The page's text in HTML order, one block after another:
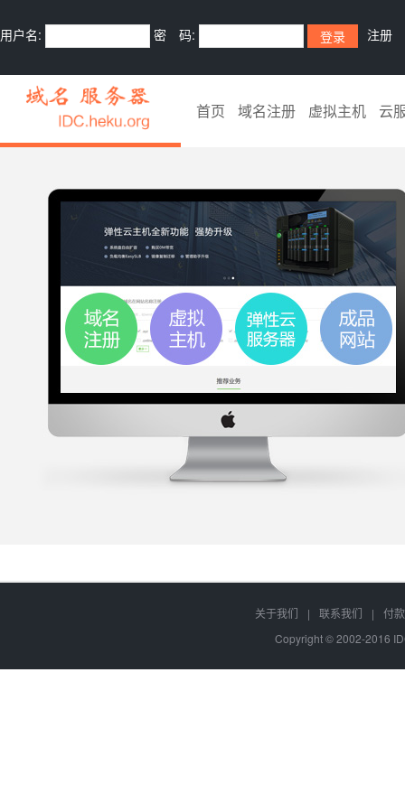
用户名: 密 码: 注册
首页 域名注册 虚拟主机 云
关于我们 | 联系我们 |
付
Copyright © 2002-2016